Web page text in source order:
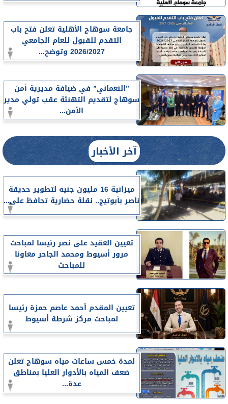
جامعة سوهاج الأهلية تعلن فتح باب
التقدم للقبول للعام الجامعي
2026/2027 وتوضح...
”النعماني” في ضيافة مديرية أمن
سوهاج لتقديم التهنئة عقب تولي مدير
الأمن...
آخر الأخبار
ميزانية 16 مليون جنيه لتطوير حديقة
ناصر بأبوتيج.. نقلة حضارية تحافظ على...
تعيين العقيد على نصر رئيسا لمباحث
مرور أسيوط ومحمد الجاحر معاونا
للمباحث
تعيين المقدم أحمد عاصم حمزة رئيسا
لمباحث مركز شرطة أسيوط
لمدة خمس ساعات مياه سوهاج تعلن
ضعف المياه بالأدوار العليا بمناطق
عدة...